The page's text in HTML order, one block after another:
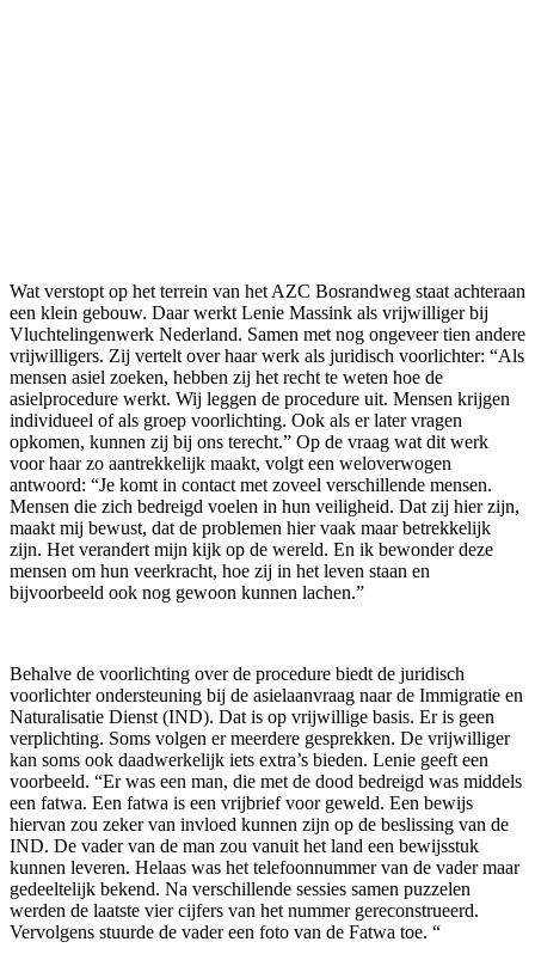
Wat verstopt op het terrein van het AZC Bosrandweg staat achteraan
een klein gebouw. Daar werkt Lenie Massink als vrijwilliger bij
Vluchtelingenwerk Nederland. Samen met nog ongeveer tien andere
vrijwilligers. Zij vertelt over haar werk als juridisch voorlichter: “Als
mensen asiel zoeken, hebben zij het recht te weten hoe de
asielprocedure werkt. Wij leggen de procedure uit. Mensen krijgen
individueel of als groep voorlichting. Ook als er later vragen
opkomen, kunnen zij bij ons terecht.” Op de vraag wat dit werk
voor haar zo aantrekkelijk maakt, volgt een weloverwogen
antwoord: “Je komt in contact met zoveel verschillende mensen.
Mensen die zich bedreigd voelen in hun veiligheid. Dat zij hier zijn,
maakt mij bewust, dat de problemen hier vaak maar betrekkelijk
zijn. Het verandert mijn kijk op de wereld. En ik bewonder deze
mensen om hun veerkracht, hoe zij in het leven staan en
bijvoorbeeld ook nog gewoon kunnen lachen.”
Behalve de voorlichting over de procedure biedt de juridisch
voorlichter ondersteuning bij de asielaanvraag naar de Immigratie en
Naturalisatie Dienst (IND). Dat is op vrijwillige basis. Er is geen
verplichting. Soms volgen er meerdere gesprekken. De vrijwilliger
kan soms ook daadwerkelijk iets extra’s bieden. Lenie geeft een
voorbeeld. “Er was een man, die met de dood bedreigd was middels
een fatwa. Een fatwa is een vrijbrief voor geweld. Een bewijs
hiervan zou zeker van invloed kunnen zijn op de beslissing van de
IND. De vader van de man zou vanuit het land een bewijsstuk
kunnen leveren. Helaas was het telefoonnummer van de vader maar
gedeeltelijk bekend. Na verschillende sessies samen puzzelen
werden de laatste vier cijfers van het nummer gereconstrueerd.
Vervolgens stuurde de vader een foto van de Fatwa toe. “